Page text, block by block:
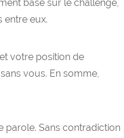
basé sur le challenge,
entre eux.
votre position de
vous. En somme,
parole. Sans contradiction